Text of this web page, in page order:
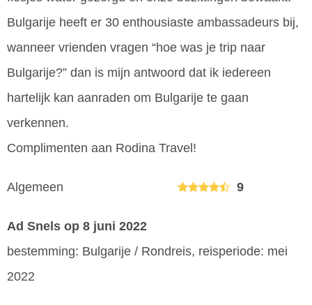
Bulgarije heeft er 30 enthousiaste ambassadeurs bij,
wanneer vrienden vragen “hoe was je trip naar
Bulgarije?” dan is mijn antwoord dat ik iedereen
hartelijk kan aanraden om Bulgarije te gaan
verkennen.
Complimenten aan Rodina Travel!
Algemeen 9
Ad Snels op 8 juni 2022
bestemming: Bulgarije / Rondreis, reisperiode: mei
2022